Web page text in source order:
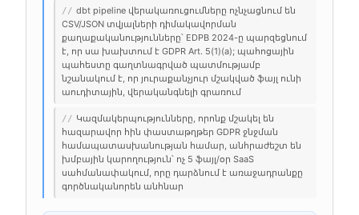
// dbt pipeline վերակառուցումները ոչնչացնում են
CSV/JSON տվյալների դիմակավորման
քաղաքականությունները՝ EDPB 2024-ը պարզեցնում
է, որ սա խախտում է GDPR Art. 5(1)(a); պահոցային
պահեստը գաղտնագրված պատմությամբ
նշանակում է, որ յուրաքանչյուր մշակված ֆայլ ունի
աուդիտային, վերականգնելի գրառում
// Կազմակերպությունները, որոնք մշակել են
հազարավոր հին փաստաթղթեր GDPR ջնջման
համապատասխանության համար, անհրաժեշտ են
խմբային կարողություն՝ ոչ 5 ֆայլ/օր SaaS
սահմանափակում, որը դարձնում է առաջադրանքը
գործնականորեն անհնար